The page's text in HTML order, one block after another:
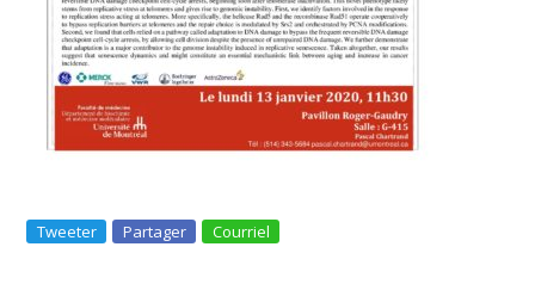
Tweeter Partager Courriel